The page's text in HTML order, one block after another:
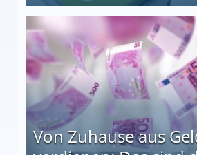
auf einen Blick
Von Zuhause aus